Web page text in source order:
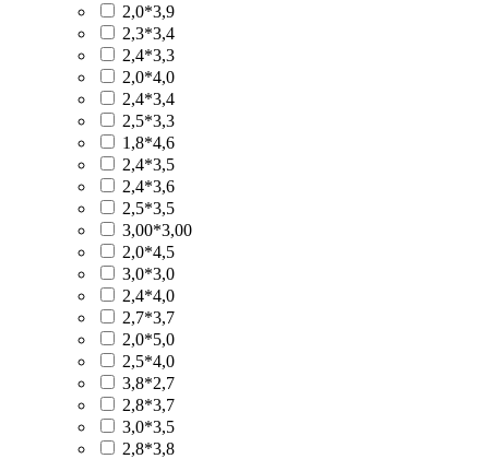
2,0*3,9
2,3*3,4
2,4*3,3
2,0*4,0
2,4*3,4
2,5*3,3
1,8*4,6
2,4*3,5
2,4*3,6
2,5*3,5
3,00*3,00
2,0*4,5
3,0*3,0
2,4*4,0
2,7*3,7
2,0*5,0
2,5*4,0
3,8*2,7
2,8*3,7
3,0*3,5
2,8*3,8